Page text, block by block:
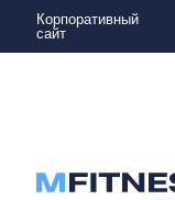
Корпоративный
сайт